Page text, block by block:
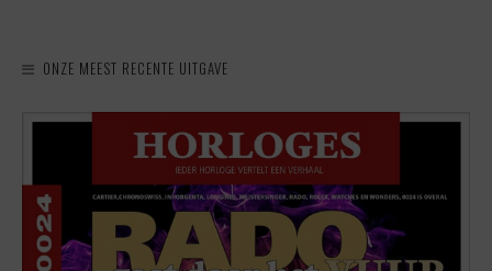
ONZE MEEST RECENTE UITGAVE